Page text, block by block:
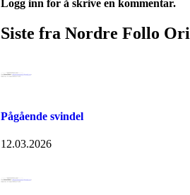
Logg inn for å skrive en kommentar.
Siste fra Nordre Follo
Pågående svindel
12.03.2026